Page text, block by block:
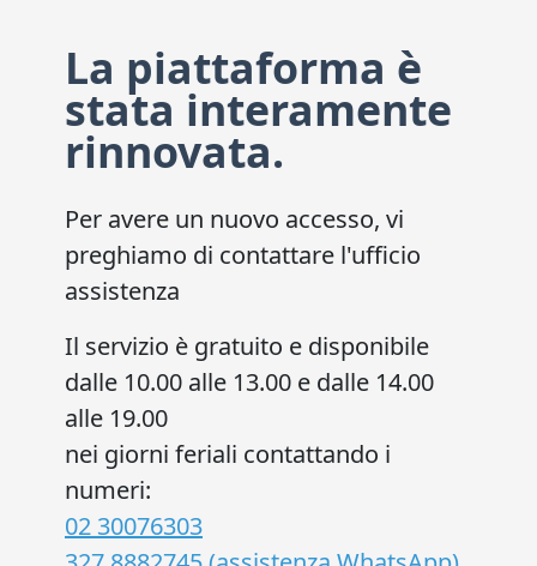
La piattaforma è
stata interamente
rinnovata.
Per avere un nuovo accesso, vi
preghiamo di contattare l'ufficio
assistenza
Il servizio è gratuito e disponibile
dalle 10.00 alle 13.00 e dalle 14.00
alle 19.00
nei giorni feriali contattando i
numeri:
02 30076303